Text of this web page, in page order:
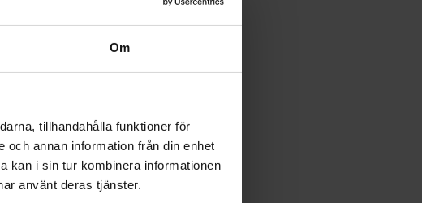
Om
tillhandahålla funktioner för
annan information från din enhet
kan i sin tur kombinera informationen
använt deras tjänster.
kylmässä vedessä huuhdellut
Sekoita tomaatit, juusto ja